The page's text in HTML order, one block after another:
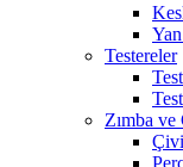
Testereler
Zımba
Çivi